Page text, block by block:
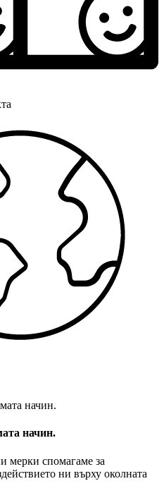
начин.
мерки спомагаме за
ни върху околната